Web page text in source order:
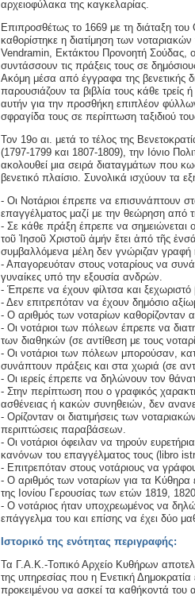
αρχειοφύλακα της καγκελαρίας.
Επιπροσθέτως το 1669 με τη διάταξη
καθορίστηκε η διατίμηση των
Vendramin, Εκτάκτου Προνοητή Σούδας,
συντάσσουν τις πράξεις τους σε
Ακόμη μέσα από έγγραφα της βενετικής
παρουσιάζουν τα βιβλία τους κάθε
αυτήν για την προσθήκη επιπλέον
σφραγίδα τους σε περίπτωση ταξιδιού
Τον 19ο αι. μετά το τέλος της
(1797-1799 και 1807-1809), την Ιόνιο
ακολουθεί μια σειρά διαταγμάτων που
βενετικό πλαίσιο. Συνολικά ισχύουν τα
- Οι Νοτάριοι έπρεπε να επισυνάπτουν
επαγγέλματος μαζί με την θεώρηση από
- Σε κάθε πράξη έπρεπε να σημειώνεται
τοῦ Ἰησοῦ Χριστοῦ ἀμήν ἔτει ἀπό τῆς
συμβαλλόμενα μέλη δεν γνώριζαν
- Απαγορευόταν στους νοταρίους να
γυναίκες υπό την εξουσία ανδρών.
- Έπρεπε να έχουν φίλτσα και ξεχωριστό
- Δεν επιτρεπόταν να έχουν δημόσιο
- Ο αριθμός των νοταρίων καθορίζονταν
- Οι νοτάριοι των πόλεων έπρεπε να
των διαθηκών (σε αντίθεση με τους
- Οι νοτάριοι των πόλεων μπορούσαν,
συνάπτουν πράξεις και στα χωριά (σε
- Οι ιερείς έπρεπε να δηλώνουν τον
- Στην περίπτωση που ο γραφικός
ασθένειας ή κακών συνηθειών, δεν
- Ορίζονταν οι διατιμήσεις των
περιπτώσεις παραβάσεων.
- Οι νοτάριοι όφειλαν να τηρούν
κανόνων του επαγγέλματος τους (libro
- Επιτρεπόταν στους νοτάριους να
- Ο αριθμός των νοταρίων για τα Κύθηρα
της Ιονίου Γερουσίας των ετών 1819,
- Ο νοτάριος ήταν υποχρεωμένος να
επάγγελμα του και επίσης να έχει δύο
Ιστορικό της ενότητας περιγραφής:
Τα Γ.Α.Κ.-Τοπικό Αρχείο Κυθήρων
της υπηρεσίας που η Ενετική
προκειμένου να ασκεί τα καθήκοντά του